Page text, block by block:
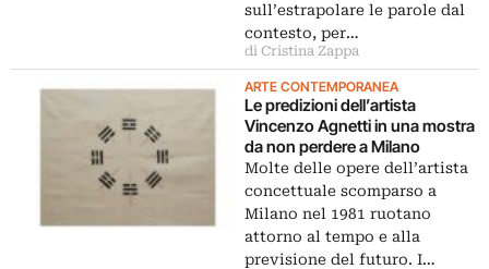
sull’estrapolare le parole dal
contesto, per…
di Cristina Zappa
ARTE CONTEMPORANEA
Le predizioni dell’artista
Vincenzo Agnetti in una mostra
da non perdere a Milano
Molte delle opere dell’artista
concettuale scomparso a
Milano nel 1981 ruotano
attorno al tempo e alla
previsione del futuro. I…